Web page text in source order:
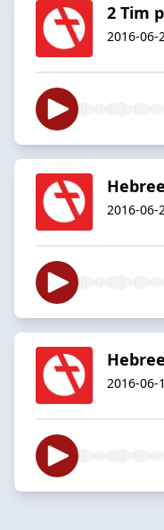
2 Tim
2016-06-
2016-06-
2016-06-